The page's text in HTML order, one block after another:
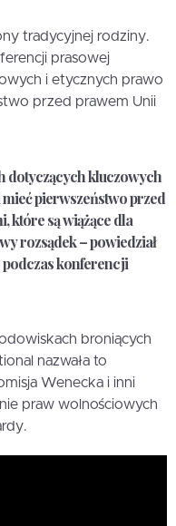
tradycyjnej rodziny.
prasowej
i etycznych prawo
przed prawem Unii
dotyczących kluczowych
pierwszeństwo przed
które są wiążące dla
rozsądek – powiedział
konferencji
broniących
nazwała to
Wenecka i inni
praw wolnościowych